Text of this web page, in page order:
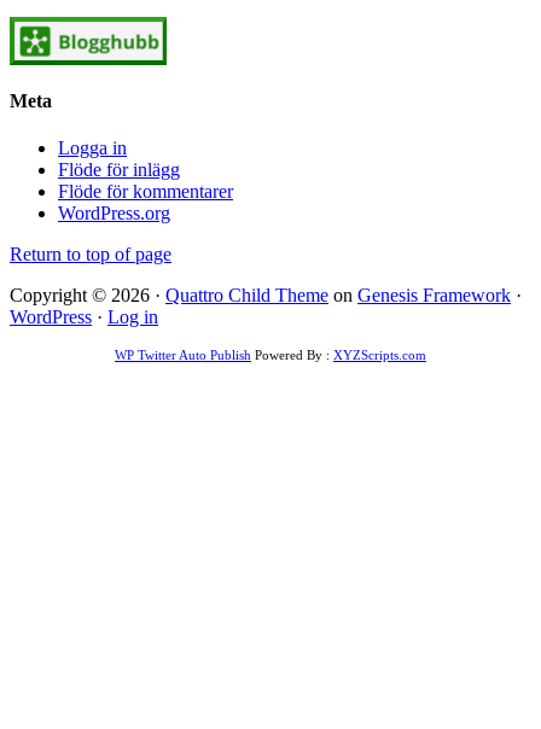
Meta
Logga in
Flöde för inlägg
Flöde för kommentarer
WordPress.org
Return to top of page
Copyright © 2026 · Quattro Child Theme on Genesis Framework ·
WordPress · Log in
WP Twitter Auto Publish Powered By : XYZScripts.com